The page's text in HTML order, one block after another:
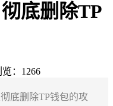
底删除TP
览：1266
底删除TP钱包的攻